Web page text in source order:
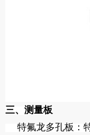
三、测量板
特氟龙多孔板：